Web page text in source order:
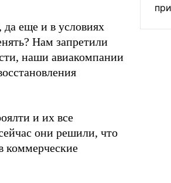
да еще и в условиях
Нам запретили
наши авиакомпании
и их все
они решили, что
коммерческие